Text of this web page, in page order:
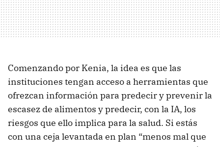
Comenzando por Kenia, la idea es que las
instituciones tengan acceso a herramientas que
ofrezcan información para predecir y prevenir la
escasez de alimentos y predecir, con la IA, los
riesgos que ello implica para la salud. Si estás
con una ceja levantada en plan “menos mal que